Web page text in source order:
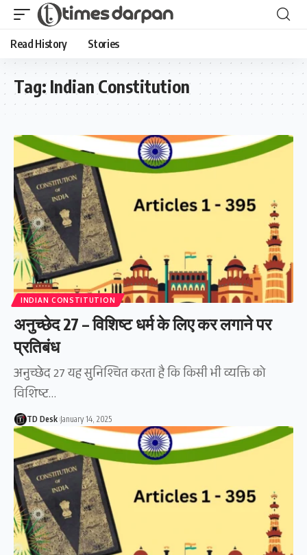
Read History Stories
Tag:Indian Constitution
INDIAN CONSTITUTION
अनुच्छेद 27 – विशिष्ट धर्म के लिए कर लगाने पर
प्रतिबंध
अनुच्छेद 27 यह सुनिश्चित करता है कि किसी भी व्यक्ति को
विशिष्ट…
TD Desk January 14, 2025